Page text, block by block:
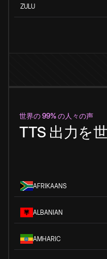
ZULU
世界の 99% の人々の声
TTS 出力を
AFRIKAANS
ALBANIAN
AMHARIC